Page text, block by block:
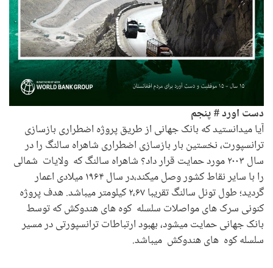
دست اورد # پنجم
آیا میدانستید که بانک جهانی از طریق پروژه اضطراری بازسازی
ترانسپورت، نخستین بار بازسازی اضطراری شاهراه سالنگ را در
سال ۲۰۰۳ مورد حمایت قرار داد؟ شاهراه سالنگ که ولایات شمالی
را با سایر نقاط کشور وصل میکند،در سال ۱۹۶۴ میلادی اعمار
گردید؛ طول تونل سالنگ تقریبا ۲،۶۷ کیلومتر میباشد. هدف پروژه
کنونی سرک های مواصلات سلسله کوه های هندوکش که توسط
بانک جهانی حمایت میشود، بهبود ارتباطات ترانسپورتی در مسیر
سلسله کوه های هندوکش میباشد.